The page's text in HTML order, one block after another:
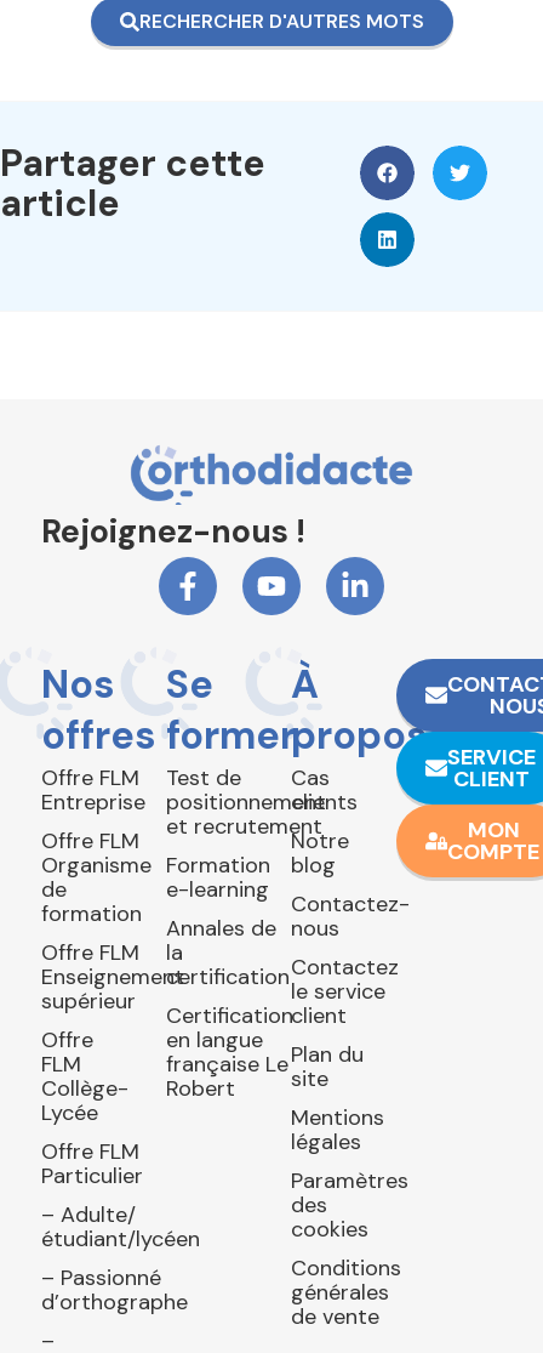
RECHERCHER D'AUTRES MOTS
Partager cette
article
Rejoignez-nous !
Nos
offres
Offre FLM
Entreprise
Offre FLM
Organisme
de
formation
Offre FLM
Enseignement
supérieur
Offre
FLM
Collège-
Lycée
Offre FLM
Particulier
– Adulte/
étudiant/lycéen
– Passionné
d’orthographe
–
Se
former
Test de
positionnement
et recrutement
Formation
e-learning
Annales de
la
certification
Certification
en langue
française Le
Robert
À
propos
Cas
clients
Notre
blog
Contactez-
nous
Contactez
le service
client
Plan du
site
Mentions
légales
Paramètres
des
cookies
Conditions
générales
de vente
SERVICE
CLIENT
MON
COMPTE